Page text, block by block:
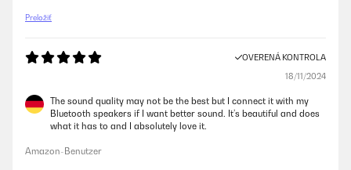
Preložiť
OVERENÁ KONTROLA
18/11/2024
The sound quality may not be the best but I connect it with my
Bluetooth speakers if I want better sound. It’s beautiful and does
what it has to and I absolutely love it.
Amazon-Benutzer